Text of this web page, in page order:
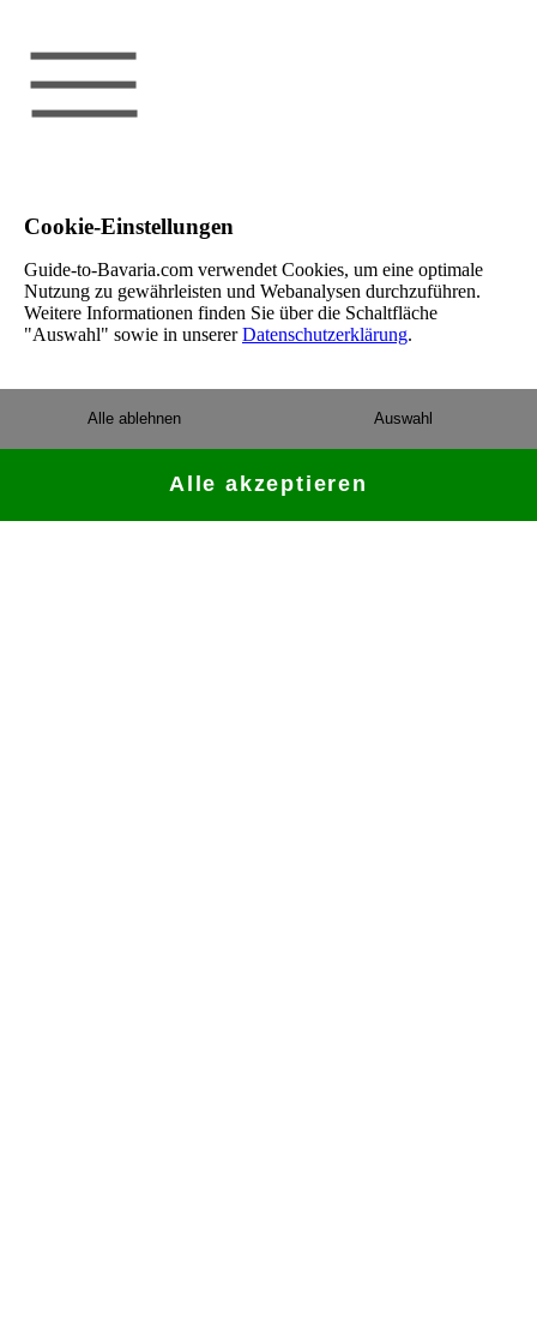
Cookie-Einstellungen
Guide-to-Bavaria.com verwendet Cookies, um eine optimale
Nutzung zu gewährleisten und Webanalysen durchzuführen.
Weitere Informationen finden Sie über die Schaltfläche
"Auswahl" sowie in unsererDatenschutzerklärung.
Auswahl
Alle ablehnen
Alle akzeptieren